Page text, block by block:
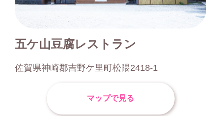
五ケ山豆腐レストラン
佐賀県神崎郡吉野ケ里町松隈2418-1
マップで見る